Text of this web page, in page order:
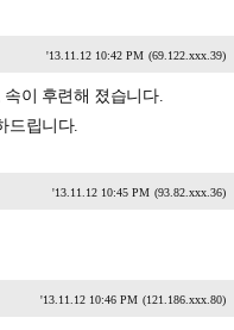
'13.11.12 10:42 PM (69.122.xxx.39)
이 후련해 졌습니다.
드립니다.
'13.11.12 10:45 PM (93.82.xxx.36)
'13.11.12 10:46 PM (121.186.xxx.80)